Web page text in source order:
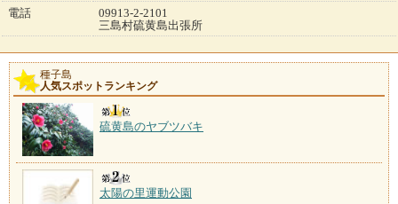
電話
09913-2-2101
三島村硫黄島出張所
種子島
人気スポットランキング
硫黄島のヤブツバキ
太陽の里運動公園